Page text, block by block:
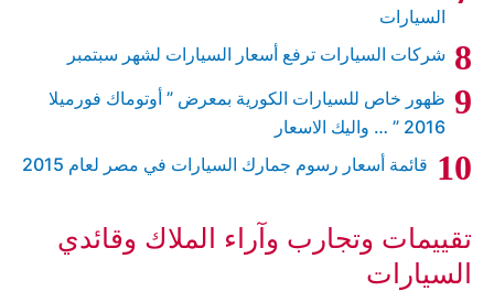
السيارات
شركات السيارات ترفع أسعار السيارات لشهر سبتمبر
ظهور خاص للسيارات الكورية بمعرض ” أوتوماك فورميلا
2016 ” … واليك الاسعار
قائمة أسعار رسوم جمارك السيارات في مصر لعام 2015
تقييمات وتجارب وآراء الملاك وقائدي
السيارات